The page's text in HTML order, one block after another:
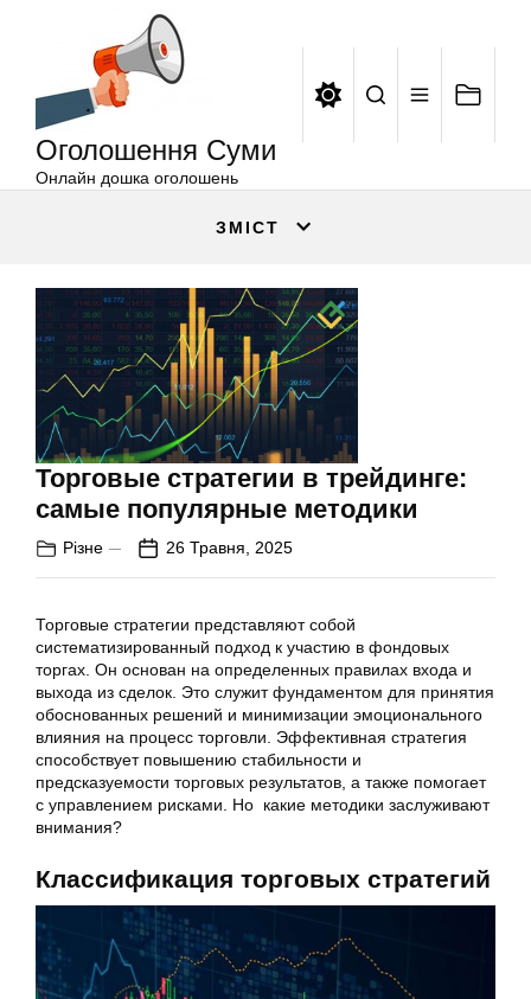
Оголошення Суми
Онлайн дошка оголошень
ЗМІСТ
Торговые стратегии в трейдинге:
самые популярные методики
Різне 26 Травня, 2025
Торговые стратегии представляют собой
систематизированный подход к участию в фондовых
торгах. Он основан на определенных правилах входа и
выхода из сделок. Это служит фундаментом для принятия
обоснованных решений и минимизации эмоционального
влияния на процесс торговли. Эффективная стратегия
способствует повышению стабильности и
предсказуемости торговых результатов, а также помогает
с управлением рисками. Но какие методики заслуживают
внимания?
Классификация торговых стратегий